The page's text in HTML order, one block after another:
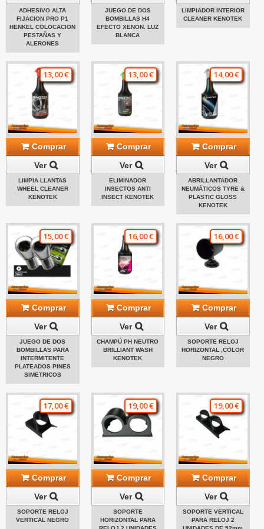
ADHESIVO ALTA
FIJACION PRO P1
HENKEL COLOCACION
PESTAÑAS Y
ALERONES
JUEGO DE DOS
BOMBILLAS H4
EFECTO XENON. LUZ
BLANCA
LIMPIADOR INTERIOR
CLEANER KENOTEK
13,00 €
Comprar
Ver
LIMPIA LLANTAS
WHEEL CLEANER
KENOTEK
13,00 €
Comprar
Ver
ELIMINADOR
INSECTOS ANTI
INSECT KENOTEK
14,00 €
Comprar
Ver
ABRILLANTADOR
NEUMÁTICOS TYRE &
PLASTIC GLOSS
KENOTEK
15,00 €
Comprar
Ver
JUEGO DE DOS
BOMBILLAS PARA
INTERMITENTE
PLATEADOS PINES
SIMETRICOS
16,00 €
Comprar
Ver
CHAMPÚ PH NEUTRO
BRILLIANT WASH
KENOTEK
16,00 €
Comprar
Ver
SOPORTE RELOJ
HORIZONTAL ,COLOR
NEGRO
17,00 €
Comprar
Ver
SOPORTE RELOJ
VERTICAL NEGRO
19,00 €
Comprar
Ver
SOPORTE
HORIZONTAL PARA
19,00 €
Comprar
Ver
SOPORTE VERTICAL
PARA RELOJ 2